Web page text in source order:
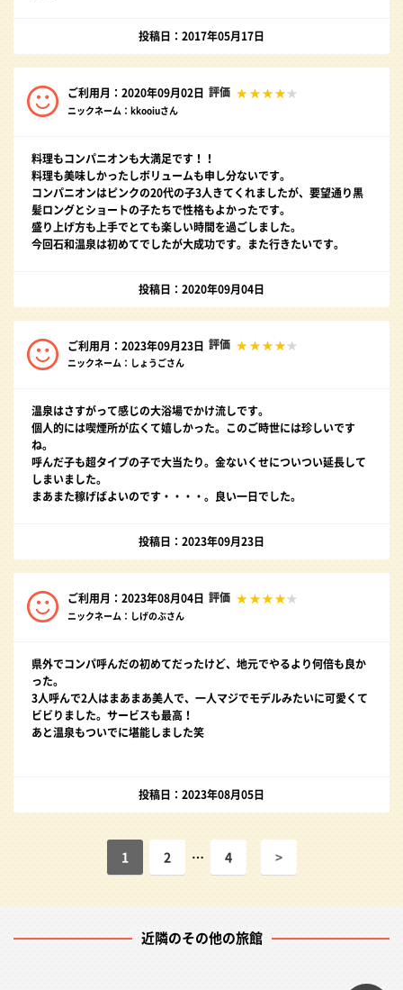
投稿日：2017年05月17日
ご利用月：2020年09月02日 評価
ニックネーム：kkooiuさん
料理もコンパニオンも大満足です！！
料理も美味しかったしボリュームも申し分ないです。
コンパニオンはピンクの20代の子3人きてくれましたが、要望通り黒
髪ロングとショートの子たちで性格もよかったです。
盛り上げ方も上手でとても楽しい時間を過ごしました。
今回石和温泉は初めてでしたが大成功です。また行きたいです。
投稿日：2020年09月04日
ご利用月：2023年09月23日 評価
ニックネーム：しょうごさん
温泉はさすがって感じの大浴場でかけ流しです。
個人的には喫煙所が広くて嬉しかった。このご時世には珍しいです
ね。
呼んだ子も超タイプの子で大当たり。金ないくせについつい延長して
しまいました。
まあまた稼げばよいのです・・・・。良い一日でした。
投稿日：2023年09月23日
ご利用月：2023年08月04日 評価
ニックネーム：しげのぶさん
県外でコンパ呼んだの初めてだったけど、地元でやるより何倍も良か
った。
3人呼んで2人はまあまあ美人で、一人マジでモデルみたいに可愛くて
ビビりました。サービスも最高！
あと温泉もついでに堪能しました笑
投稿日：2023年08月05日
1 2 … 4 >
近隣のその他の旅館